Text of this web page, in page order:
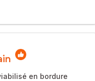
en bordure